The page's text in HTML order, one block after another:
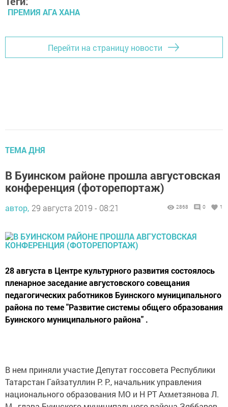
ПРЕМИЯ АГА ХАНА
Перейти на страницу новости
ТЕМА ДНЯ
В Буинском районе прошла августовская
конференция (фоторепортаж)
автор, 29 августа 2019 - 08:21 2868 0 1
28 августа в Центре культурного развития состоялось
пленарное заседание августовского совещания
педагогических работников Буинского муниципального
района по теме "Развитие системы общего образования
Буинского муниципального района" .
В нем приняли участие Депутат госсовета Республики
Татарстан Гайзатуллин Р. Р., начальник управления
национального образования МО и Н РТ Ахметзянова Л.